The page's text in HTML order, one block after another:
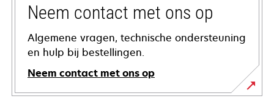
Neem contact met ons op
Algemene vragen, technische ondersteuning
en hulp bij bestellingen.
Neem contact met ons op